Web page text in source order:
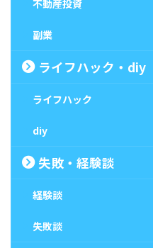
不動産投資
副業
ライフハック・diy
ライフハック
diy
失敗・経験談
経験談
失敗談